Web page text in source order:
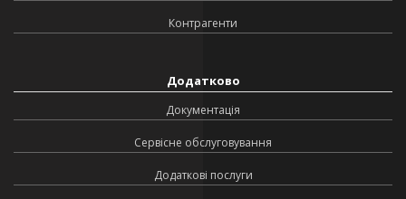
Контрагенти
Додатково
Документація
Сервісне обслуговування
Додаткові послуги